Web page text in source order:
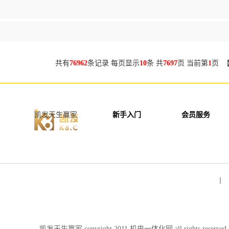
共有76962条记录 每页显示10条 共7697页 当前第1页
凯发天生赢家 新手入门 会员服务